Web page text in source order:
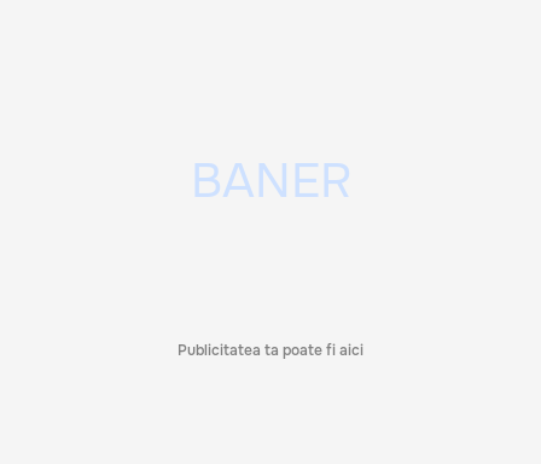
Publicitatea ta poate fi aici